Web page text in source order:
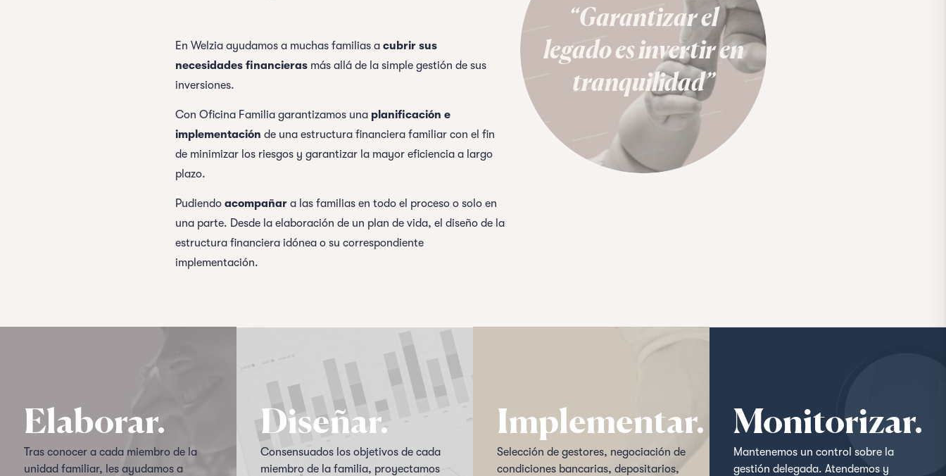
En Welzia ayudamos a muchas familias a cubrir sus
necesidades financieras más allá de la simple gestión de sus
inversiones.
Con Oficina Familia garantizamos una planificación e
implementación de una estructura financiera familiar con el fin
de minimizar los riesgos y garantizar la mayor eficiencia a largo
plazo.
Pudiendo acompañar a las familias en todo el proceso o solo en
una parte. Desde la elaboración de un plan de vida, el diseño de la
estructura financiera idónea o su correspondiente
implementación.
“Garantizar el
legado es invertir en
tranquilidad”
Elaborar.
Tras conocer a cada miembro de la
unidad familiar, les ayudamos a
Diseñar.
Consensuados los objetivos de cada
miembro de la familia, proyectamos
Implementar.
Selección de gestores, negociación de
condiciones bancarias, depositarios,
Monitorizar.
Mantenemos un control sobre la
gestión delegada. Atendemos y